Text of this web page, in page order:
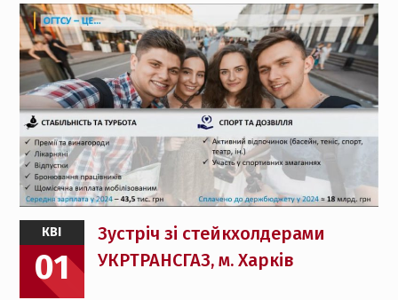
КВІ
01
Зустріч зі стейкхолдерами
УКРТРАНСГАЗ, м. Харків